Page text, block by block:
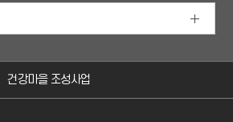
건강마을 조성사업